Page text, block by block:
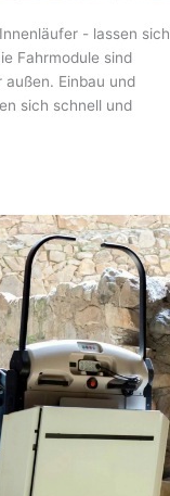
- lassen sich
Fahrmodule sind
Einbau und
sich schnell und